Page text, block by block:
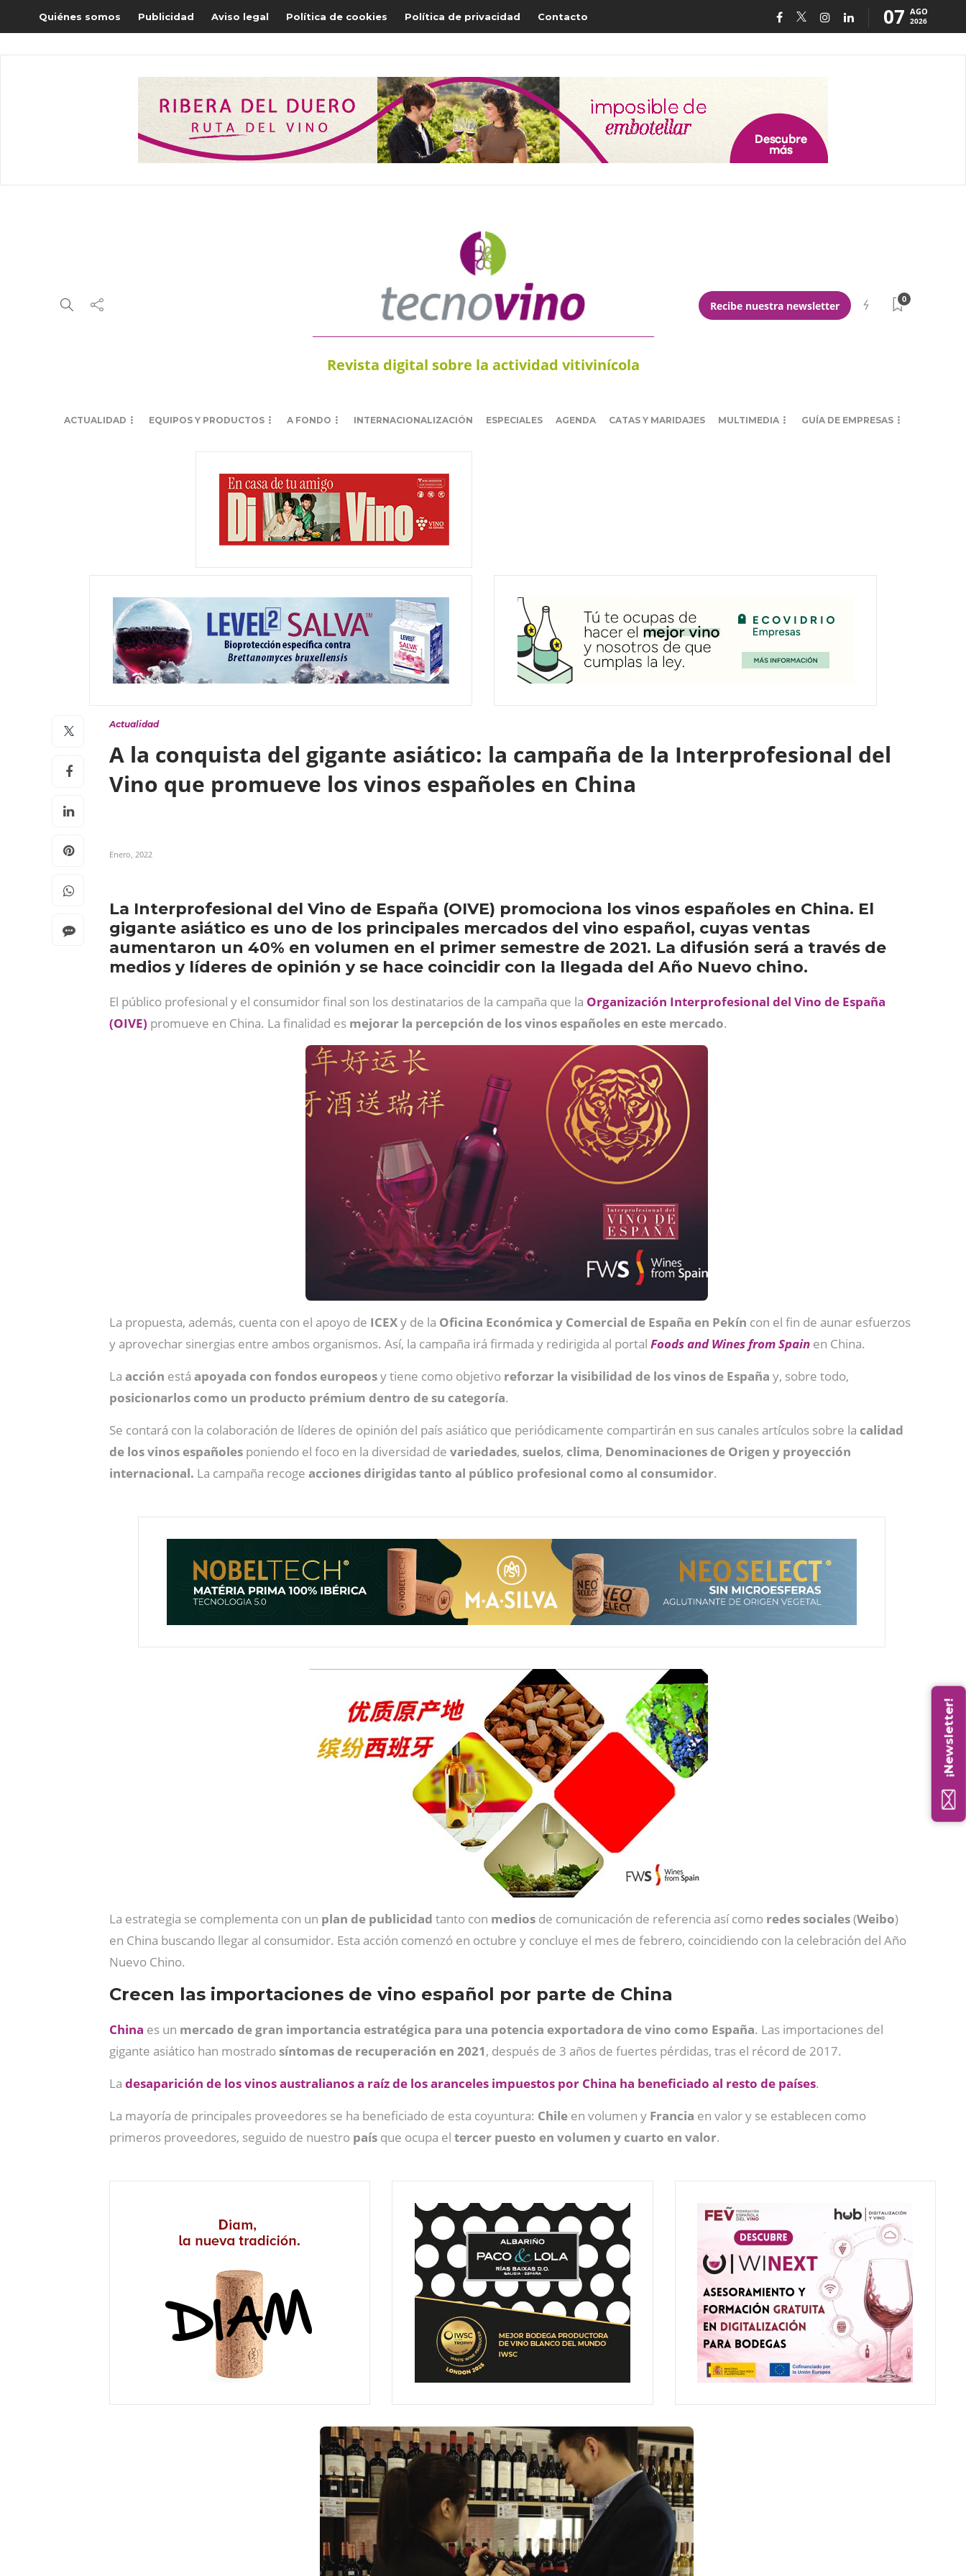
Quiénes somos Publicidad Aviso legal Política de cookies Política de privacidad Contacto 07 AGO
2026
Revista digital sobre la actividad vitivinícola
Recibe nuestra newsletter
0
ACTUALIDAD EQUIPOS Y PRODUCTOS A FONDO INTERNACIONALIZACIÓN ESPECIALES AGENDA CATAS Y MARIDAJES MULTIMEDIA GUÍA DE EMPRESAS
Actualidad
A la conquista del gigante asiático: la campaña de la Interprofesional del
Vino que promueve los vinos españoles en China
Enero, 2022
La Interprofesional del Vino de España (OIVE) promociona los vinos españoles en China. El
gigante asiático es uno de los principales mercados del vino español, cuyas ventas
aumentaron un 40% en volumen en el primer semestre de 2021. La difusión será a través de
medios y líderes de opinión y se hace coincidir con la llegada del Año Nuevo chino.
El público profesional y el consumidor final son los destinatarios de la campaña que la Organización Interprofesional del Vino de España
(OIVE) promueve en China. La finalidad es mejorar la percepción de los vinos españoles en este mercado.
La propuesta, además, cuenta con el apoyo de ICEXy de la Oficina Económica y Comercial de España en Pekín con el fin de aunar esfuerzos
y aprovechar sinergias entre ambos organismos. Así, la campaña irá firmada y redirigida al portal Foods and Wines from Spain en China.
La acción está apoyada con fondos europeosy tiene como objetivo reforzar la visibilidad de los vinos de España y, sobre todo,
posicionarlos como un producto prémium dentro de su categoría.
Se contará con la colaboración de líderes de opinión del país asiático que periódicamente compartirán en sus canales artículos sobre la calidad
de los vinos españoles poniendo el foco en la diversidad de variedades, suelos, clima, Denominaciones de Origen y proyección
internacional. La campaña recoge acciones dirigidas tanto al público profesional como al consumidor.
La estrategia se complementa con un plan de publicidad tanto con medios de comunicación de referencia así como redessociales(Weibo)
en China buscando llegar al consumidor. Esta acción comenzó en octubre y concluye el mes de febrero, coincidiendo con la celebración del Año
Nuevo Chino.
Crecen las importaciones de vino español por parte de China
China es un mercado de gran importancia estratégica para una potencia exportadora de vino como España. Las importaciones del
gigante asiático han mostradosíntomas de recuperación en 2021, después de 3 años de fuertes pérdidas, tras el récord de 2017.
La desaparición de los vinos australianos a raíz de los aranceles impuestos por China ha beneficiado al resto de países.
La mayoría de principales proveedores se ha beneficiado de esta coyuntura: Chile en volumen y Francia en valor y se establecen como
primeros proveedores, seguido de nuestro país que ocupa el tercer puesto en volumen y cuarto en valor.
¡Newsletter!